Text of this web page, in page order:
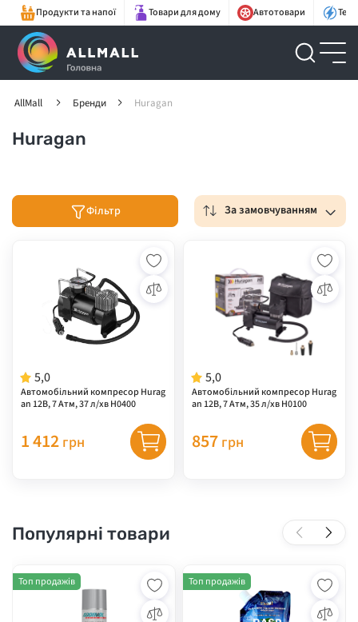
Продукти та напої Товари для дому Автотовари
AllMall Бренди Huragan
Huragan
Фільтр За замовчуванням
5,0
Автомобільний компресор Hurag
an 12В, 7 Атм, 37 л/хв H0400
1 412 грн
5,0
Автомобільний компресор Hurag
an 12В, 7 Атм, 35 л/хв H0100
857 грн
Популярні товари
Топ продажів Топ продажів